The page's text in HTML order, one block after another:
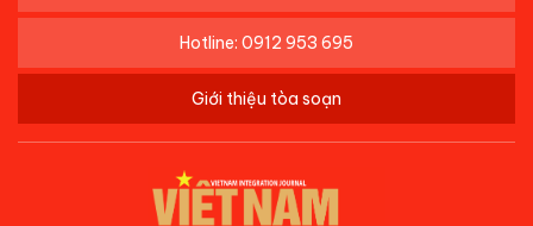
Hotline: 0912 953 695
Giới thiệu tòa soạn